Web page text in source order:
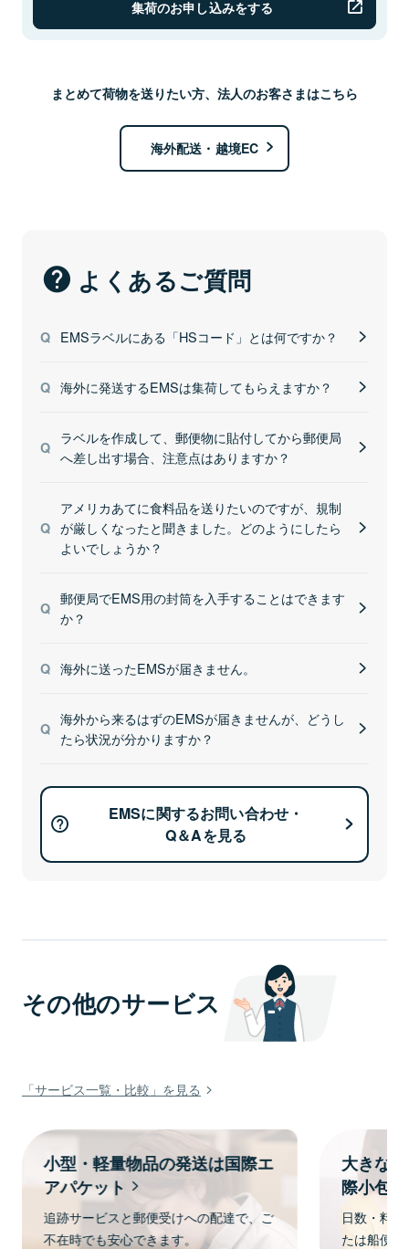
集荷のお申し込みをする
まとめて荷物を送りたい方、法人のお客さまはこちら
海外配送・越境EC
よくあるご質問
EMSラベルにある「HSコード」とは何ですか？
海外に発送するEMSは集荷してもらえますか？
ラベルを作成して、郵便物に貼付してから郵便局
へ差し出す場合、注意点はありますか？
アメリカあてに食料品を送りたいのですが、規制
が厳しくなったと聞きました。どのようにしたら
よいでしょうか？
郵便局でEMS用の封筒を入手することはできます
か？
海外に送ったEMSが届きません。
海外から来るはずのEMSが届きませんが、どうし
たら状況が分かりますか？
EMSに関するお問い合わせ・
Q＆Aを見る
その他のサービス
「サービス一覧・比較」を見る
小型・軽量物品の発送は国際エ
アパケット
追跡サービスと郵便受けへの配達で、ご
不在時でも安心できます。
大きな
際小包
日数・料
たは船便